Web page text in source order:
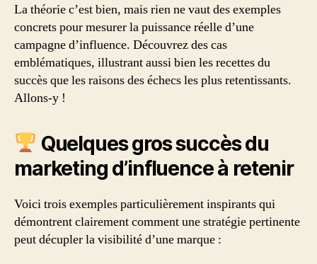
La théorie c’est bien, mais rien ne vaut des exemples
concrets pour mesurer la puissance réelle d’une
campagne d’influence. Découvrez des cas
emblématiques, illustrant aussi bien les recettes du
succès que les raisons des échecs les plus retentissants.
Allons-y !
Quelques gros succès du
marketing d’influence à retenir
Voici trois exemples particulièrement inspirants qui
démontrent clairement comment une stratégie pertinente
peut décupler la visibilité d’une marque :